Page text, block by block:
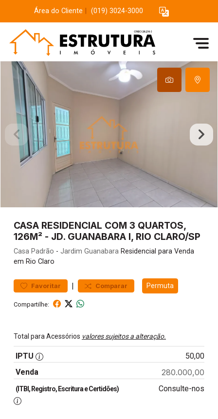
Área do Cliente (019) 3024-3000
CASA RESIDENCIAL COM 3 QUARTOS,
126M² - JD. GUANABARA I, RIO CLARO/SP
Casa Padrão - Jardim Guanabara Residencial para Venda
em Rio Claro
Favoritar | Comparar Permuta
Compartilhe:
Total para Acessórios valores sujeitos a alteração.
IPTU
50,00
Venda
280.000,00
(ITBI, Registro, Escritura e Certidões) Consulte-nos